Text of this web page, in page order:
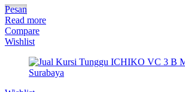
Pesan
Read more
Compare
Wishlist